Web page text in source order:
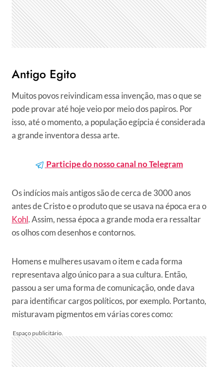
Antigo Egito
Muitos povos reivindicam essa invenção, mas o que se
pode provar até hoje veio por meio dos papiros. Por
isso, até o momento, a população egípcia é considerada
a grande inventora dessa arte.
Participe do nosso canal no Telegram
Os indícios mais antigos são de cerca de 3000 anos
antes de Cristo e o produto que se usava na época era o
Kohl. Assim, nessa época a grande moda era ressaltar
os olhos com desenhos e contornos.
Homens e mulheres usavam o item e cada forma
representava algo único para a sua cultura. Então,
passou a ser uma forma de comunicação, onde dava
para identificar cargos políticos, por exemplo. Portanto,
misturavam pigmentos em várias cores como: